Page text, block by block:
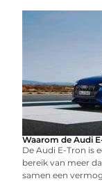
Waarom de Audi
De Audi E-Tron is
bereik van meer
samen een